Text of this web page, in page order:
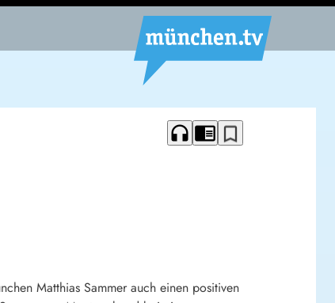
headphones chrome_reader_mode bookmark_border
Matthias Sammer auch einen positiven